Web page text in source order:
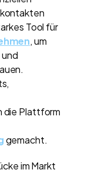
Tool für
, um
die Plattform
gemacht.
im Markt